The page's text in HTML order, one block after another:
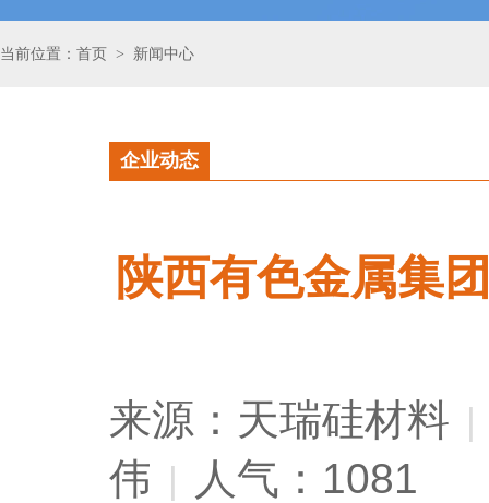
当前位置：首页 > 新闻中心
企业动态
陕西有色金属集
来源：天瑞硅材料 |
伟 | 人气：1081